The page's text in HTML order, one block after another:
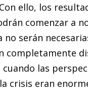
ello, los
comenzar a
no serán
completamente
cuando las
crisis eran